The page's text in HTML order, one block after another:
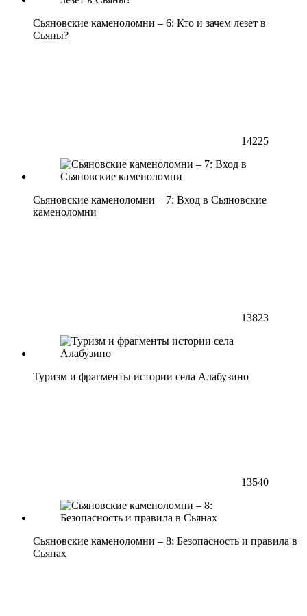
Сьяновские каменоломни – 6: Кто и зачем лезет в
Сьяны?
14225
Сьяновские каменоломни – 7: Вход в Сьяновские
каменоломни
13823
Туризм и фрагменты истории села Алабузино
13540
Сьяновские каменоломни – 8: Безопасность и правила в
Сьянах